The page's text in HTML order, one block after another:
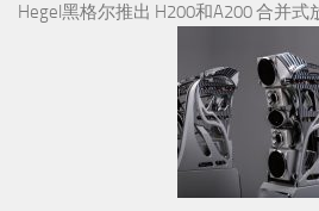
Hegel黑格尔推出 H200和A200 合并式